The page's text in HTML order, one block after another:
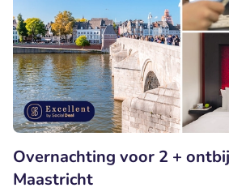
Overnachting voor 2 +
Maastricht